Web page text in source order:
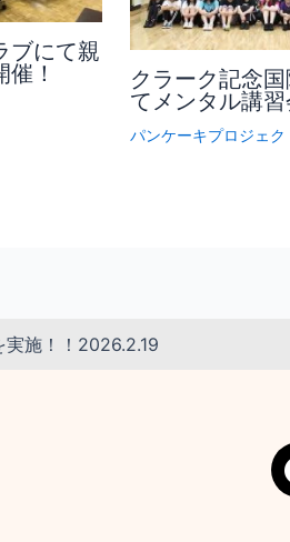
ブにて親
！
クラーク記念
てメンタル講習
パンケーキプロジェク
実施！！2026.2.19